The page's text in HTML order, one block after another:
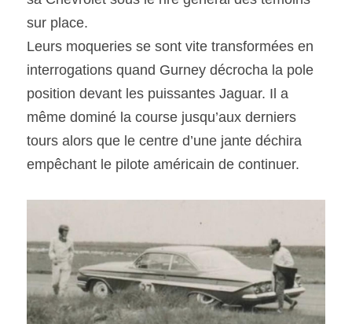
sur place.
Leurs moqueries se sont vite transformées en
interrogations quand Gurney décrocha la pole
position devant les puissantes Jaguar. Il a
même dominé la course jusqu’aux derniers
tours alors que le centre d’une jante déchira
empêchant le pilote américain de continuer.